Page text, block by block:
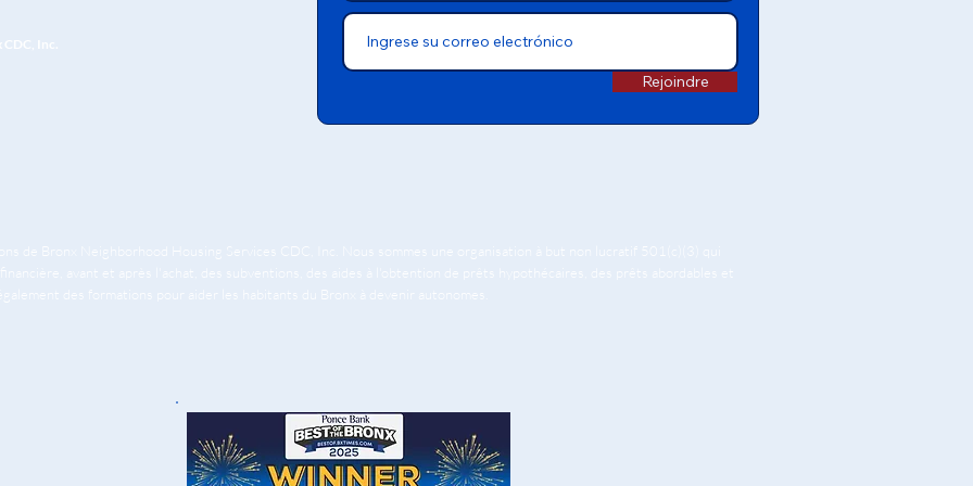
Inc.
de Bronx Neighborhood Housing Services CDC, Inc. Nous sommes une organisation à but non lucratif 501(c)(3) qui
avant et après l'achat, des subventions, des aides à l'obtention de prêts hypothécaires, des prêts abordables et
des formations pour aider les habitants du Bronx à devenir autonomes.
Rejoindre